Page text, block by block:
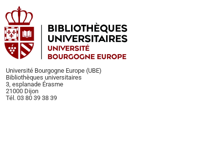
Université Bourgogne Europe (UBE)
Bibliothèques universitaires
3, esplanade Érasme
21000 Dijon
Tél. 03 80 39 38 39